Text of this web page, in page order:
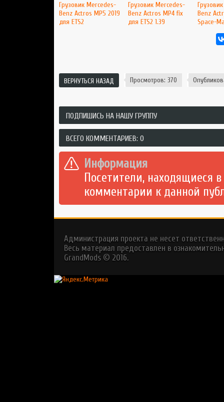
Грузовик Mercedes-
Benz Actros MP5 2019
для ETS2
Грузовик Mercedes-
Benz Actros MP4 fix
для ETS2 1.39
Benz
Space-
ВЕРНУТЬСЯ НАЗАД Просмотров: 370
ПОДПИШИСЬ НА НАШУ ГРУППУ
ВСЕГО КОММЕНТАРИЕВ: 0
Информация
Посетители, находящиеся
комментарии к данной
Администрация проекта не несет
Весь материал предоставлен в
GrandMods© 2016.